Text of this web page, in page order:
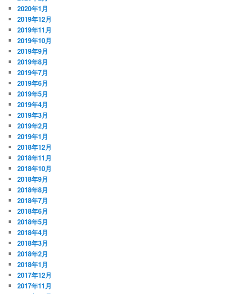
2020年1月
2019年12月
2019年11月
2019年10月
2019年9月
2019年8月
2019年7月
2019年6月
2019年5月
2019年4月
2019年3月
2019年2月
2019年1月
2018年12月
2018年11月
2018年10月
2018年9月
2018年8月
2018年7月
2018年6月
2018年5月
2018年4月
2018年3月
2018年2月
2018年1月
2017年12月
2017年11月